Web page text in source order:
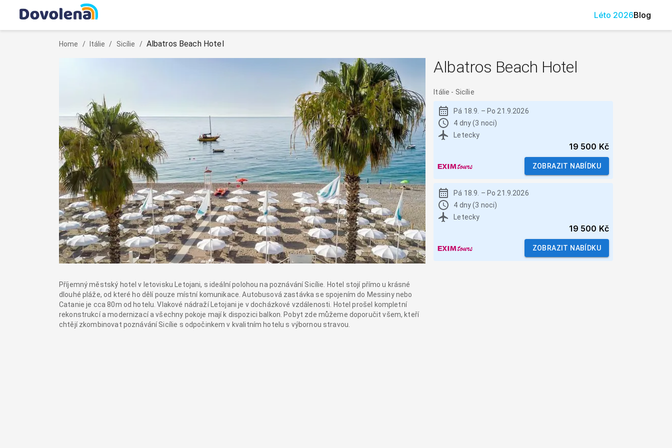
Léto 2026Blog
Home / Itálie / Sicílie / Albatros Beach Hotel
Příjemný městský hotel v letovisku Letojani, s ideální polohou na poznávání Sicílie. Hotel stojí přímo u krásné
dlouhé pláže, od které ho dělí pouze místní komunikace. Autobusová zastávka se spojením do Messiny nebo
Catanie je cca 80m od hotelu. Vlakové nádraží Letojani je v docházkové vzdálenosti. Hotel prošel kompletní
rekonstrukcí a modernizací a všechny pokoje mají k dispozici balkon. Pobyt zde můžeme doporučit všem, kteří
chtějí zkombinovat poznávání Sicílie s odpočinkem v kvalitním hotelu s výbornou stravou.
Albatros Beach Hotel
Itálie - Sicílie
Pá 18.9. – Po 21.9.2026
4 dny (3 noci)
Letecky
19 500 Kč
ZOBRAZIT NABÍDKU
Pá 18.9. – Po 21.9.2026
4 dny (3 noci)
Letecky
19 500 Kč
ZOBRAZIT NABÍDKU